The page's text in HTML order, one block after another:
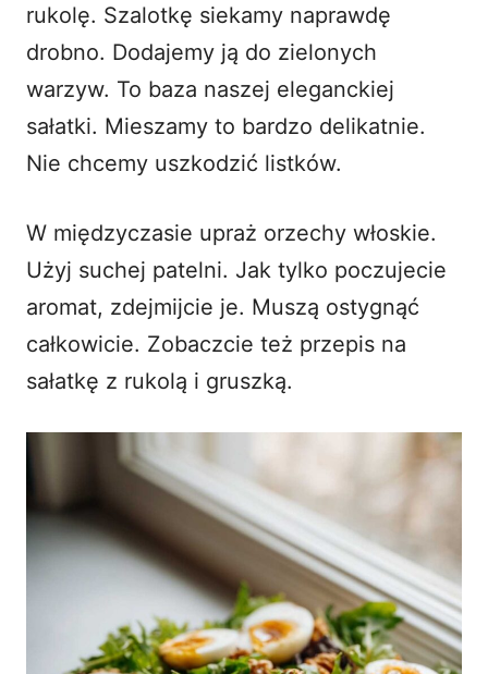
rukolę. Szalotkę siekamy naprawdę
drobno. Dodajemy ją do zielonych
warzyw. To baza naszej eleganckiej
sałatki. Mieszamy to bardzo delikatnie.
Nie chcemy uszkodzić listków.
W międzyczasie upraż orzechy włoskie.
Użyj suchej patelni. Jak tylko poczujecie
aromat, zdejmijcie je. Muszą ostygnąć
całkowicie. Zobaczcie też przepis na
sałatkę z rukolą i gruszką.